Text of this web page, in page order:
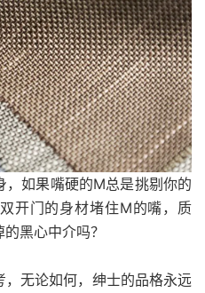
，如果嘴硬的M总是挑剔你的
开门的身材堵住M的嘴，质
黑心中介吗？‍‍‍
无论如何，绅士的品格永远